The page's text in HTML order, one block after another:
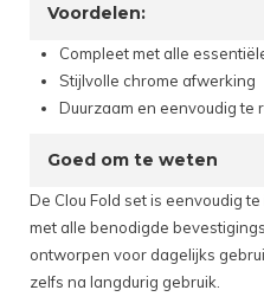
Voordelen:
Compleet met alle
Stijlvolle chrome afwerking
Duurzaam en eenvoudig te
Goed om te weten
De Clou Fold set is eenvoudig
met alle benodigde
ontworpen voor dagelijks
zelfs na langdurig gebruik.